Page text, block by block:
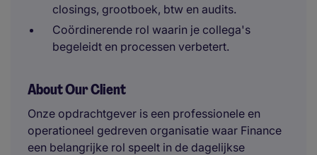
closings, grootboek, btw en audits.
Coördinerende rol waarin je collega's
begeleidt en processen verbetert.
About Our Client
Onze opdrachtgever is een professionele en
operationeel gedreven organisatie waar Finance
een belangrijke rol speelt in de dagelijkse